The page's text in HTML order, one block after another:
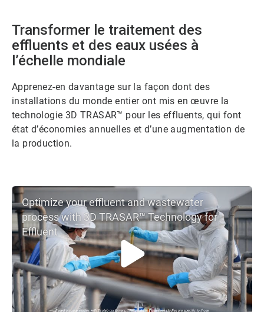
Optimize your effluent and wastewater
process with 3D TRASAR™ Technology for
Effluent
Transformer le traitement des
effluents et des eaux usées à
l’échelle mondiale
Apprenez-en davantage sur la façon dont des
installations du monde entier ont mis en œuvre la
technologie 3D TRASAR™ pour les effluents, qui font
état d’économies annuelles et d’une augmentation de
la production.